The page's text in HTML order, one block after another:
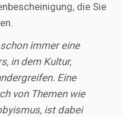
die Sie
immer eine
in dem Kultur,
Eine
von Themen wie
ist dabei